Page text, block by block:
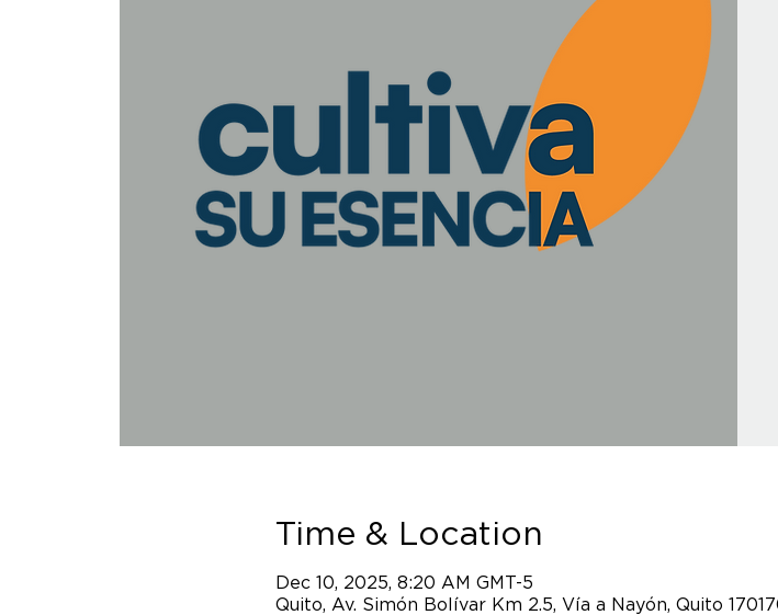
Time & Location
Dec 10, 2025, 8:20 AM GMT-5
Quito, Av. Simón Bolívar Km 2.5, Vía a Nayón, Quito